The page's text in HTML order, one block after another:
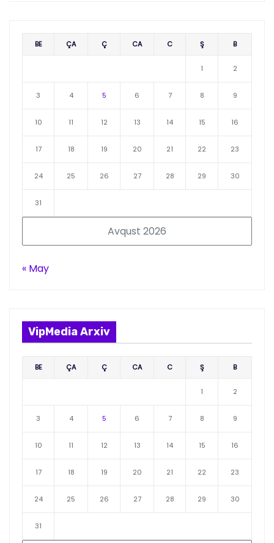
Avqust 2026
BE ÇA Ç CA C Ş B
1 2
3 4 5 6 7 8 9
10 11 12 13 14 15 16
17 18 19 20 21 22 23
24 25 26 27 28 29 30
31
« May
VipMedia Arxiv
BE ÇA Ç CA C Ş B
1 2
3 4 5 6 7 8 9
10 11 12 13 14 15 16
17 18 19 20 21 22 23
24 25 26 27 28 29 30
31